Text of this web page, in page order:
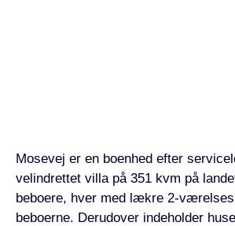
Mosevej er en boenhed efter
velindrettet villa på 351 kvm på
beboere, hver med lækre 2-
beboerne. Derudover indeholder